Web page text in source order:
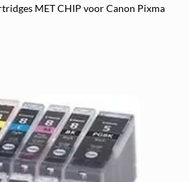
MET CHIP voor Canon Pixma